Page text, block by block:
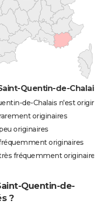
Quentin-de-
de-Chalais n'est
originaires
originaires
originaires
fréquemment originaires
Quentin-de-
?